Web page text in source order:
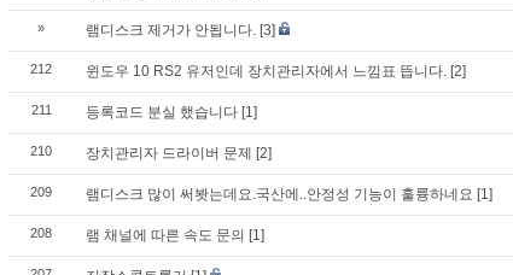
» 램디스크 제거가 안됩니다. [3]
212 윈도우 10 RS2 유저인데 장치관리자에서 느낌표 뜹니다. [2]
211 등록코드 분실 했습니다 [1]
210 장치관리자 드라이버 문제 [2]
209 램디스크 많이 써봣는데요.국산에..안정성 기능이 훌륭하네요 [1]
208 램 채널에 따른 속도 문의 [1]